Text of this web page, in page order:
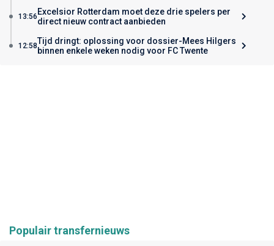
13:56 Excelsior Rotterdam moet deze drie spelers per
direct nieuw contract aanbieden
12:58Tijd dringt: oplossing voor dossier-Mees Hilgers
binnen enkele weken nodig voor FC Twente
Populair transfernieuws